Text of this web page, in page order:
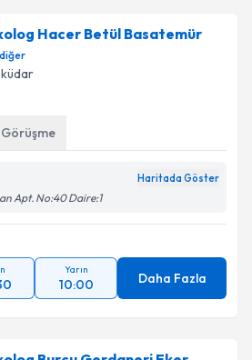
Hacer Betül Basatemür
diğer
Haritada Göster
Apt. No:40 Daire:1
Yarın
10:00 Daha Fazla